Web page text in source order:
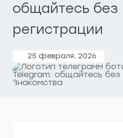
общайтесь без
регистрации
25 февраля, 2026